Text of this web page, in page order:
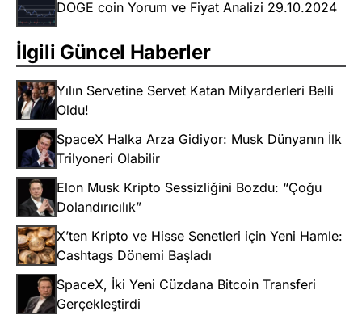
DOGE coin Yorum ve Fiyat Analizi 29.10.2024
İlgili Güncel Haberler
Yılın Servetine Servet Katan Milyarderleri Belli
Oldu!
SpaceX Halka Arza Gidiyor: Musk Dünyanın İlk
Trilyoneri Olabilir
Elon Musk Kripto Sessizliğini Bozdu: “Çoğu
Dolandırıcılık”
X’ten Kripto ve Hisse Senetleri için Yeni Hamle:
Cashtags Dönemi Başladı
SpaceX, İki Yeni Cüzdana Bitcoin Transferi
Gerçekleştirdi